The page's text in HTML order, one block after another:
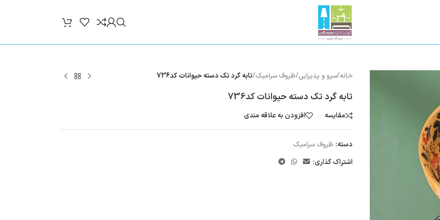
خانه/سرو و پذیرایی/ظروف سرامیک/تابه گرد تک دسته حیوانات کد736
تابه گرد تک دسته حیوانات کد736
مقایسه افزودن به علاقه مندی
دسته: ظروف سرامیک
اشتراک گذاری: